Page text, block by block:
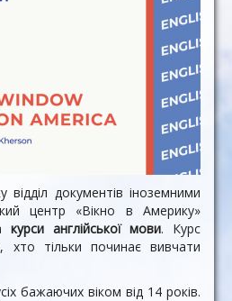
документів іноземними
центр «Вікно в Америку»
курси англійської мови. Курс
хто тільки починає вивчати
бажаючих віком від 14 років.